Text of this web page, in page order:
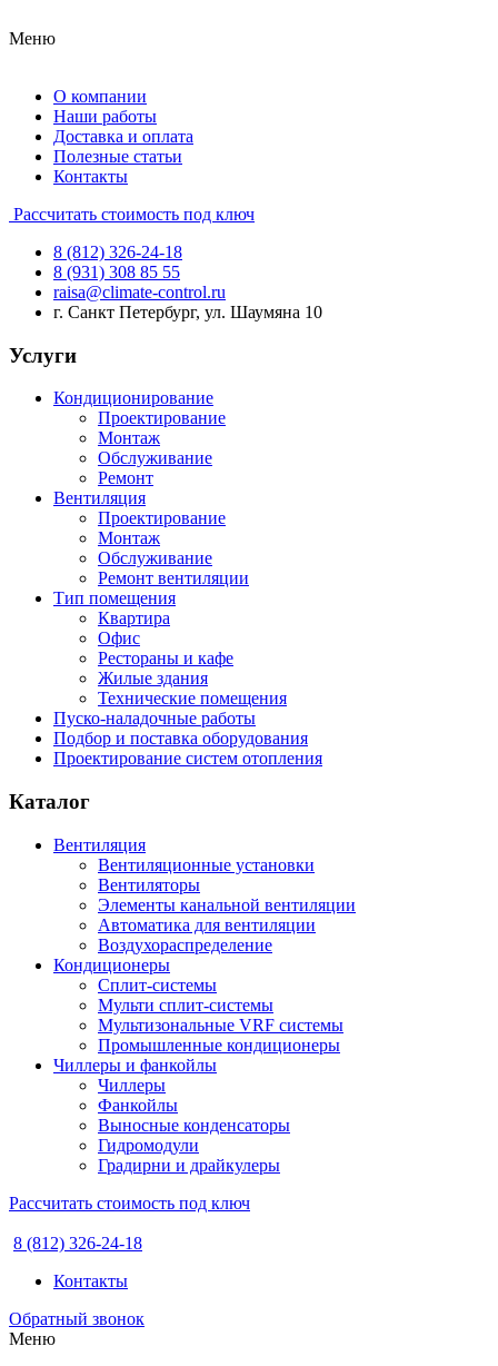
Меню
О компании
Наши работы
Доставка и оплата
Полезные статьи
Контакты
Рассчитать стоимость под ключ
8 (812) 326-24-18
8 (931) 308 85 55
raisa@climate-control.ru
г. Санкт Петербург, ул. Шаумяна 10
Услуги
Кондиционирование
Проектирование
Монтаж
Обслуживание
Ремонт
Вентиляция
Проектирование
Монтаж
Обслуживание
Ремонт вентиляции
Тип помещения
Квартира
Офис
Рестораны и кафе
Жилые здания
Технические помещения
Пуско-наладочные работы
Подбор и поставка оборудования
Проектирование систем отопления
Каталог
Вентиляция
Вентиляционные установки
Вентиляторы
Элементы канальной вентиляции
Автоматика для вентиляции
Воздухораспределение
Кондиционеры
Сплит-системы
Мульти сплит-системы
Мультизональные VRF системы
Промышленные кондиционеры
Чиллеры и фанкойлы
Чиллеры
Фанкойлы
Выносные конденсаторы
Гидромодули
Градирни и драйкулеры
Рассчитать стоимость под ключ
8 (812) 326-24-18
Контакты
Обратный звонок
Меню